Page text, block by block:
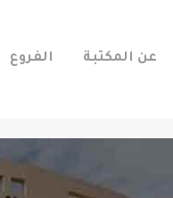
الفروع عن المكتبة